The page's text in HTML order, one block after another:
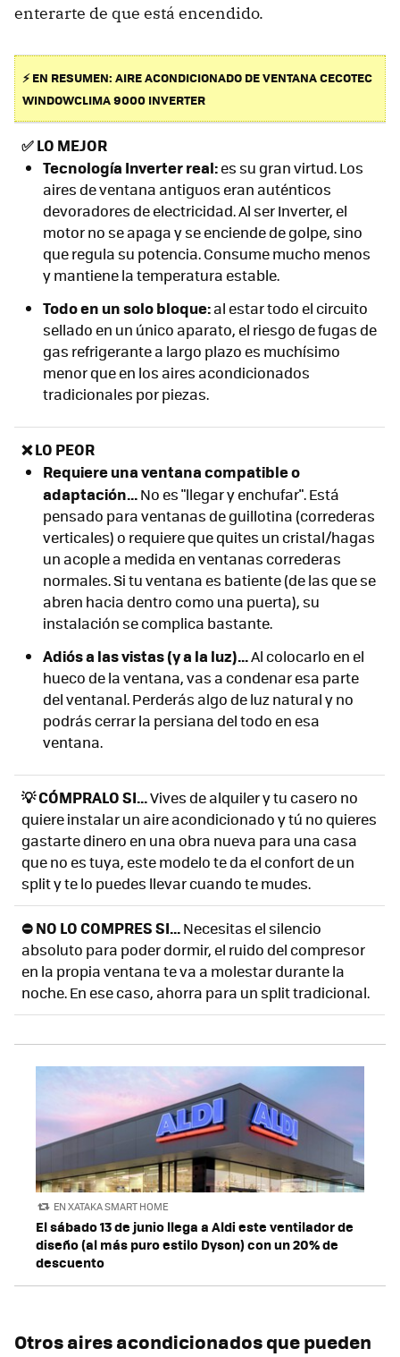
enterarte de que está encendido.
⚡ EN RESUMEN: AIRE ACONDICIONADO DE VENTANA CECOTEC
WINDOWCLIMA 9000 INVERTER
✅LO MEJOR
Tecnología Inverter real:es su gran virtud. Los
aires de ventana antiguos eran auténticos
devoradores de electricidad. Al ser Inverter, el
motor no se apaga y se enciende de golpe, sino
que regula su potencia. Consume mucho menos
y mantiene la temperatura estable.
Todo en un solo bloque:al estar todo el circuito
sellado en un único aparato, el riesgo de fugas de
gas refrigerante a largo plazo es muchísimo
menor que en los aires acondicionados
tradicionales por piezas.
❌ LO PEOR
Requiere una ventana compatible o
adaptación...No es "llegar y enchufar". Está
pensado para ventanas de guillotina (correderas
verticales) o requiere que quites un cristal/hagas
un acople a medida en ventanas correderas
normales. Si tu ventana es batiente (de las que se
abren hacia dentro como una puerta), su
instalación se complica bastante.
Adiós a las vistas (y a la luz)...Al colocarlo en el
hueco de la ventana, vas a condenar esa parte
del ventanal. Perderás algo de luz natural y no
podrás cerrar la persiana del todo en esa
ventana.
💡 CÓMPRALO SI...Vives de alquiler y tu casero no
quiere instalar un aire acondicionado y tú no quieres
gastarte dinero en una obra nueva para una casa
que no es tuya, este modelo te da el confort de un
split y te lo puedes llevar cuando te mudes.
⛔ NO LO COMPRES SI...Necesitas el silencio
absoluto para poder dormir, el ruido del compresor
en la propia ventana te va a molestar durante la
noche. En ese caso, ahorra para un split tradicional.
EN XATAKA SMART HOME
El sábado 13 de junio llega a Aldi este ventilador de
diseño (al más puro estilo Dyson) con un 20% de
descuento
Otros aires acondicionados que pueden